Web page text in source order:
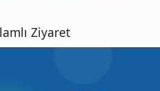
Ziyaret